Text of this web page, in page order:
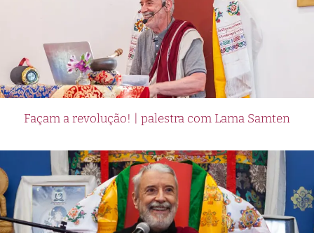
Façam a revolução! | palestra com Lama Samten